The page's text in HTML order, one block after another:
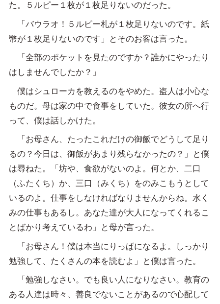
た。５ルピー１枚が１枚足りないのだった。
「バウラオ！５ルピー札が１枚足りないのです。紙
幣が１枚足りないのです」とそのお客は言った。
「全部のポケットを見たのですか？誰かにやったり
はしませんでしたか？」
僕はシュローカを教えるのをやめた。盗人は小心な
ものだ。母は家の中で食事をしていた。彼女の所へ行
って、僕は話しかけた。
「お母さん、たったこれだけの御飯でどうして足り
るの？今日は、御飯があまり残らなかったの？」と僕
は尋ねた。「坊や、食欲がないのよ。何とか、二口
（ふたくち）か、三口（みくち）をのみこもうとして
いるのよ。仕事をしなければなりませんからね。水く
みの仕事もあるし。あなた達が大人になってくれるこ
とばかり考えているわ」と母が言った。
「お母さん！僕は本当にりっぱになるよ。しっかり
勉強して、たくさんの本を読むよ」と僕は言った。
「勉強しなさい。でも良い人になりなさい。教育の
ある人達は時々、善良でないことがあるので心配して